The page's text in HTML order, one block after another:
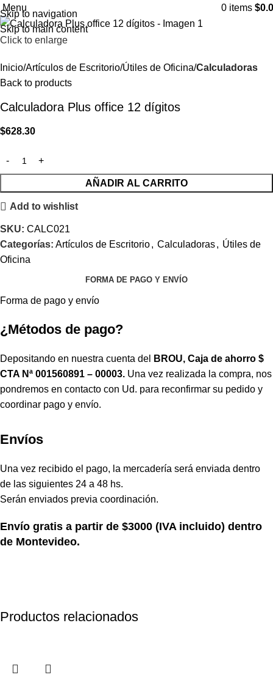
Skip to navigation
Skip to main content
Menu 0 items $
Click to enlarge
Inicio Artículos de Escritorio Útiles de Oficina Calculadoras
Back to products
Calculadora Plus office 12 dígitos
$628.30
AÑADIR AL CARRITO
Add to wishlist
SKU: CALC021
Categorías: Artículos de Escritorio, Calculadoras, Útiles de
Oficina
FORMA DE PAGO Y ENVÍO
Forma de pago y envío
¿Métodos de pago?
Depositando en nuestra cuenta del
BROU, Caja de ahorro $
CTA Nª 001560891 – 00003. Una vez realizada la compra, nos
pondremos en contacto con Ud. para reconfirmar su pedido y
coordinar pago y envío.
Envíos
Una vez recibido el pago, la mercadería será enviada dentro
de las siguientes 24 a 48 hs.
Serán enviados previa coordinación.
Envío gratis a partir de $3000 (IVA incluido) dentro
de Montevideo.
Productos relacionados